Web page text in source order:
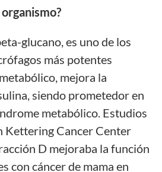
glucano, es uno de los
más potentes
mejora la
siendo prometedor en
metabólico. Estudios
Kettering Cancer Center
D mejoraba la función
con cáncer de mama en